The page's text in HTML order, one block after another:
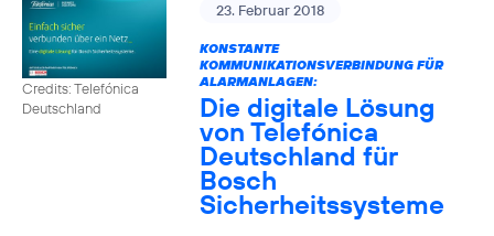
Credits: Telefónica
Deutschland
23. Februar 2018
KONSTANTE
KOMMUNIKATIONSVERBINDUNG FÜR
ALARMANLAGEN:
Die digitale Lösung
von Telefónica
Deutschland für
Bosch
Sicherheitssysteme